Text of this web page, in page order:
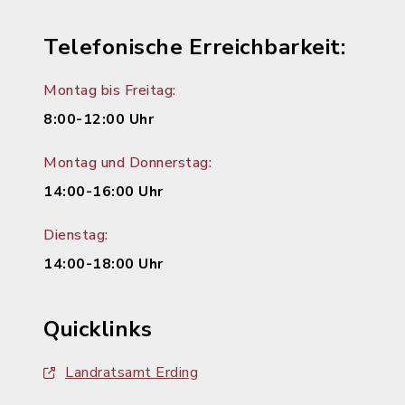
Telefonische Erreichbarkeit:
Montag bis Freitag:
8:00-12:00 Uhr
Montag und Donnerstag:
14:00-16:00 Uhr
Dienstag:
14:00-18:00 Uhr
Quicklinks
Landratsamt Erding